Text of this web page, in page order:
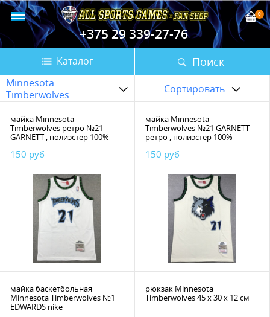
+375 29 339-27-76
Поиск
0
Каталог
Minnesota
Timberwolves
Сортировать
майка Minnesota
Timberwolves ретро №21
GARNETT , полиэстер 100%
150 руб
майка Minnesota
Timberwolves №21 GARNETT
ретро , полиэстер 100%
150 руб
майка баскетбольная
Minnesota Timberwolves №1
EDWARDS nike
рюкзак Minnesota
Timberwolves 45 х 30 х 12 см